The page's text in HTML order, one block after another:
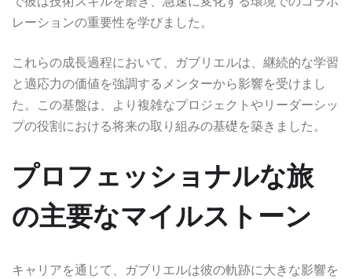
レーションの重要性を学びました。
これらの成長過程において、ガブリエルは、継続的な学習
と適応力の価値を強調するメンターから影響を受けまし
た。この基盤は、より複雑なプロジェクトやリーダーシッ
プの役割における将来の取り組みの基礎を築きました。
プロフェッショナルな旅
の主要なマイルストーン
キャリアを通じて、ガブリエルは彼の軌跡に大きな影響を